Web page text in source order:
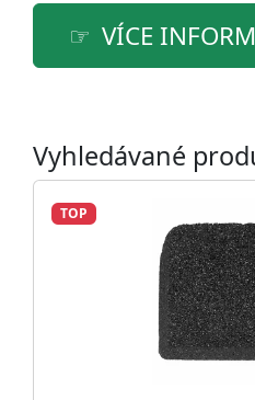
VÍCE
Vyhledávané
TOP